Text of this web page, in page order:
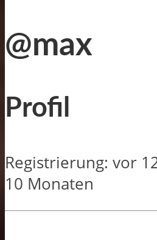
@max
Profil
Registrierung: vor
10 Monaten